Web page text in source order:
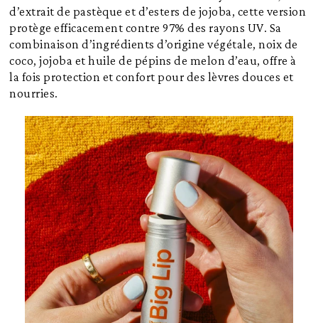
d’extrait de pastèque et d’esters de jojoba, cette version
protège efficacement contre 97% des rayons UV. Sa
combinaison d’ingrédients d’origine végétale, noix de
coco, jojoba et huile de pépins de melon d’eau, offre à
la fois protection et confort pour des lèvres douces et
nourries.